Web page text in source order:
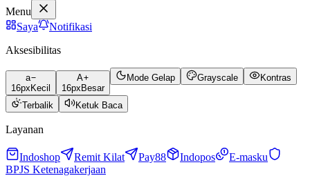
Menu
Saya
Notifikasi
Aksesibilitas
a
16px Kecil
A
16px Besar
Mode Gelap Grayscale Kontras
Terbalik Ketuk Baca
Layanan
Indoshop Remit Kilat Pay88 Indopos
E-masku
BPJS Ketenagakerjaan